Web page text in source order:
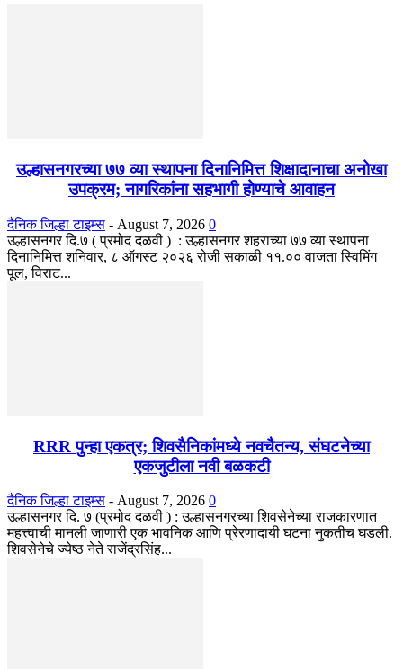
उल्हासनगरच्या ७७ व्या स्थापना दिनानिमित्त शिक्षादानाचा अनोखा
उपक्रम; नागरिकांना सहभागी होण्याचे आवाहन
दैनिक जिल्हा टाइम्स - August 7, 2026 0
उल्हासनगर दि.७ ( प्रमोद दळवी ) : उल्हासनगर शहराच्या ७७ व्या स्थापना
दिनानिमित्त शनिवार, ८ ऑगस्ट २०२६ रोजी सकाळी ११.०० वाजता स्विमिंग
पूल, विराट...
RRR पुन्हा एकत्र; शिवसैनिकांमध्ये नवचैतन्य, संघटनेच्या
एकजुटीला नवी बळकटी
दैनिक जिल्हा टाइम्स - August 7, 2026 0
उल्हासनगर दि. ७ (प्रमोद दळवी ) : उल्हासनगरच्या शिवसेनेच्या राजकारणात
महत्त्वाची मानली जाणारी एक भावनिक आणि प्रेरणादायी घटना नुकतीच घडली.
शिवसेनेचे ज्येष्ठ नेते राजेंद्रसिंह...